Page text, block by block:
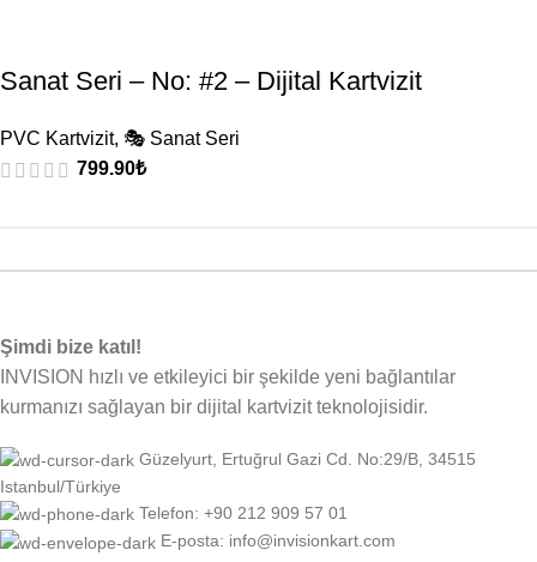
Sanat Seri – No: #2 – Dijital Kartvizit
PVC Kartvizit, 🎭 Sanat Seri
799.90₺
Şimdi bize katıl!
INVISION hızlı ve etkileyici bir şekilde yeni bağlantılar
kurmanızı sağlayan bir dijital kartvizit teknolojisidir.
Güzelyurt, Ertuğrul Gazi Cd. No:29/B, 34515
Istanbul/Türkiye
Telefon: +90 212 909 57 01
E-posta: info@invisionkart.com